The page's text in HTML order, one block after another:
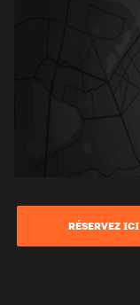
RÉSERVEZ ICI